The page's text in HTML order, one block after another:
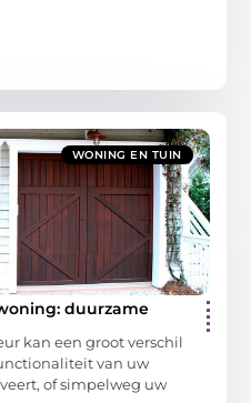
WONING EN TUIN
duurzame
kan een groot verschil
van uw
of simpelweg uw